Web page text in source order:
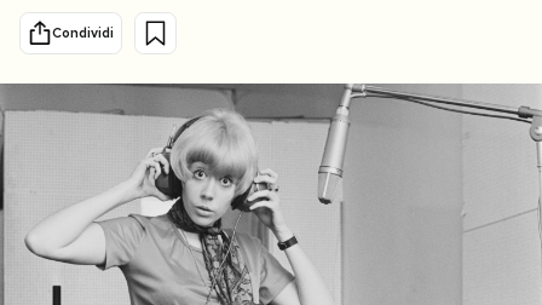
Cultura
Economia
Sport
Mondiali calcio 2026
PODCAST
NEWSLETTER
Condividi